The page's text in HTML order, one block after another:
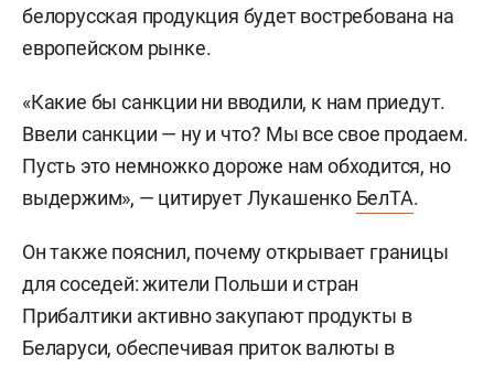
белорусская продукция будет востребована на
европейском рынке.
«Какие бы санкции ни вводили, к нам приедут.
Ввели санкции — ну и что? Мы все свое продаем.
Пусть это немножко дороже нам обходится, но
выдержим», — цитирует Лукашенко БелТА.
Он также пояснил, почему открывает границы
для соседей: жители Польши и стран
Прибалтики активно закупают продукты в
Беларуси, обеспечивая приток валюты в